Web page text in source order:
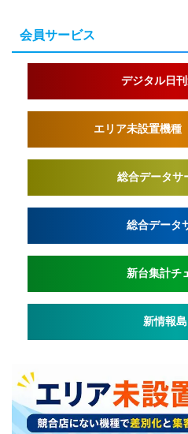
会員サービス
デジタル日
エリア未設置機種
総合データサ
総合データ
新台集計チ
新情報